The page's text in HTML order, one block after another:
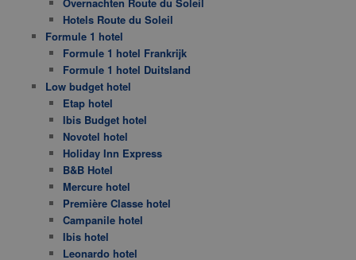
Hotels Route du Soleil
Formule 1 hotel
Formule 1 hotel Frankrijk
Formule 1 hotel Duitsland
Low budget hotel
Etap hotel
Ibis Budget hotel
Novotel hotel
Holiday Inn Express
B&B Hotel
Mercure hotel
Première Classe hotel
Campanile hotel
Ibis hotel
Leonardo hotel